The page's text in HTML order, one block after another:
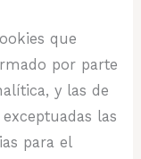
que
por parte
y las de
las
para el